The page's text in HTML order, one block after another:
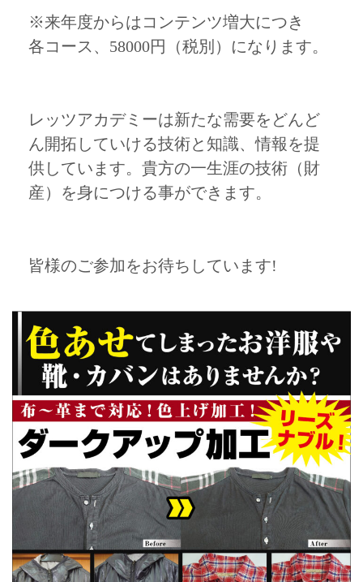
※来年度からはコンテンツ増大につき
各コース、58000円（税別）になります。
レッツアカデミーは新たな需要をどんど
ん開拓していける技術と知識、情報を提
供しています。貴方の一生涯の技術（財
産）を身につける事ができます。
皆様のご参加をお待ちしています!